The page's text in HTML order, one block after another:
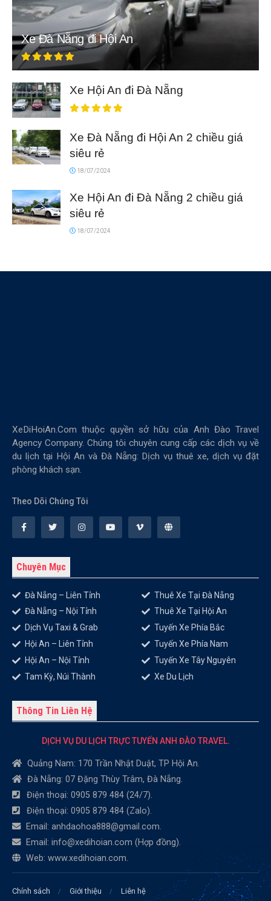
Xe Đà Nẵng đi Hội An
Xe Hội An đi Đà Nẵng
Xe Đà Nẵng đi Hội An 2 chiều giá
siêu rẻ
18/07/2024
Xe Hội An đi Đà Nẵng 2 chiều giá
siêu rẻ
18/07/2024
XeDiHoiAn.Com thuộc quyền sở hữu của Anh Đào Travel
Agency Company. Chúng tôi chuyên cung cấp các dịch vụ về
du lịch tại Hội An và Đà Nẵng: Dịch vụ thuê xe, dịch vụ đặt
phòng khách sạn.
Theo Dõi Chúng Tôi
Chuyên Mục
Đà Nẵng – Liên Tỉnh
Đà Nẵng – Nội Tỉnh
Dịch Vụ Taxi & Grab
Hội An – Liên Tỉnh
Hội An – Nội Tỉnh
Tam Kỳ, Núi Thành
Thuê Xe Tại Đà Nẵng
Thuê Xe Tại Hội An
Tuyến Xe Phía Bắc
Tuyến Xe Phía Nam
Tuyến Xe Tây Nguyên
Xe Du Lịch
Thông Tin Liên Hệ
DỊCH VỤ DU LỊCH TRỰC TUYẾN ANH ĐÀO TRAVEL.
Quảng Nam: 170 Trần Nhật Duật, TP Hội An.
Đà Nẵng: 07 Đặng Thùy Trâm, Đà Nẵng.
Điện thoại: 0905 879 484 (24/7).
Điện thoại: 0905 879 484 (Zalo).
Email: anhdaohoa888@gmail.com.
Email: info@xedihoian.com (Hợp đồng).
Web: www.xedihoian.com.
Chính sách Giới thiệu Liên hệ